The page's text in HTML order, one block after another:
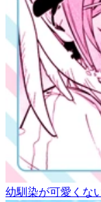
幼馴染が可愛くな